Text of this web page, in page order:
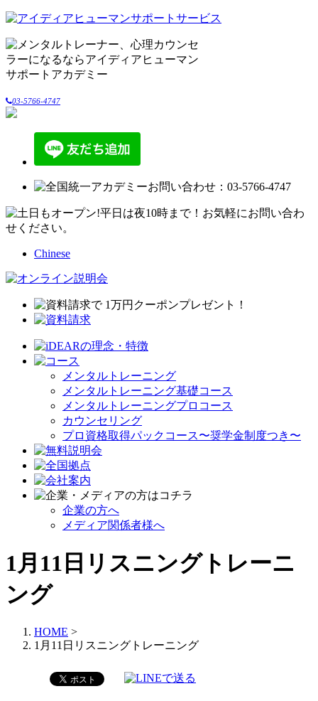
03-5766-4747
Chinese
メンタルトレーニング
メンタルトレーニング基礎コース
メンタルトレーニングプロコース
カウンセリング
プロ資格取得パックコース〜奨学金制度つき〜
企業の方へ
メディア関係者様へ
1月11日リスニングトレーニ
ング
HOME >
1月11日リスニングトレーニング